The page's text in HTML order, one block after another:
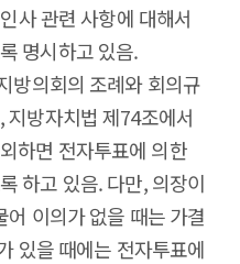
사 관련 사항에 대해서
명시하고 있음.
방의회의 조례와 회의규
방자치법 제74조에서
하면 전자투표에 의한
하고 있음. 다만, 의장이
이의가 없을 때는 가결
있을 때에는 전자투표에